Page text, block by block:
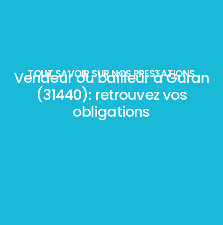
TOUT SAVOIR SUR NOS PRESTATIONS
Vendeur ou bailleur à Guran
(31440): retrouvez vos
obligations